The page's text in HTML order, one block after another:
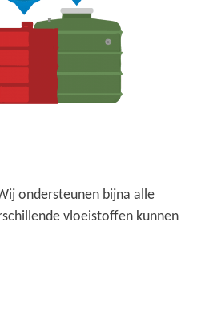
ondersteunen bijna alle
vloeistoffen kunnen